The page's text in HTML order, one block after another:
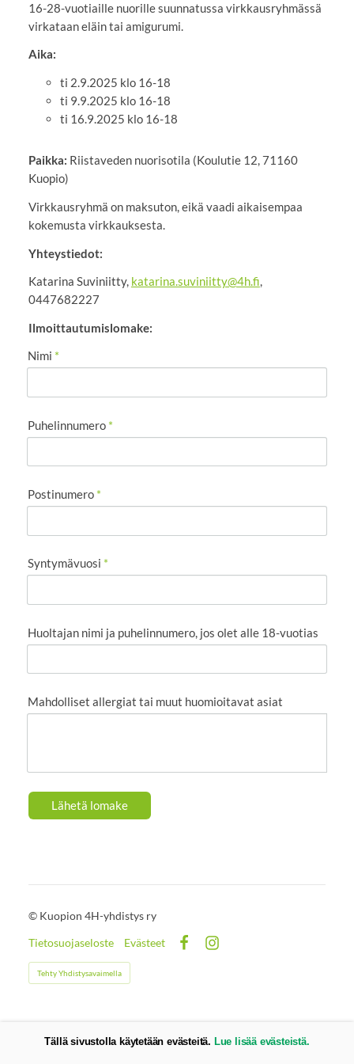
16-28-vuotiaille nuorille suunnatussa virkkausryhmässä
virkataan eläin tai amigurumi.
Aika:
ti 2.9.2025 klo 16-18
ti 9.9.2025 klo 16-18
ti 16.9.2025 klo 16-18
Paikka: Riistaveden nuorisotila (Koulutie 12, 71160
Kuopio)
Virkkausryhmä on maksuton, eikä vaadi aikaisempaa
kokemusta virkkauksesta.
Yhteystiedot:
Katarina Suviniitty, katarina.suviniitty@4h.fi,
0447682227
Ilmoittautumislomake:
Nimi *
Puhelinnumero *
Postinumero *
Syntymävuosi *
Huoltajan nimi ja puhelinnumero, jos olet alle 18-vuotias
Mahdolliset allergiat tai muut huomioitavat asiat
Lähetä lomake
© Kuopion 4H-yhdistys ry
Tietosuojaseloste
Evästeet
Tehty Yhdistysavaimella
Tällä sivustolla käytetään evästeitä. Lue lisää evästeistä.